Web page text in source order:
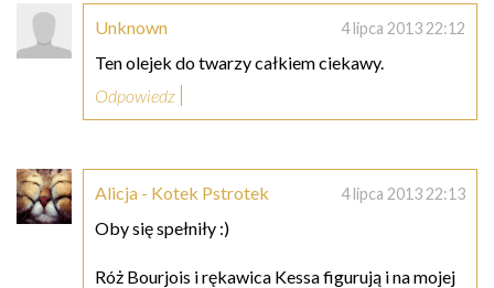
Unknown 4 lipca 2013 22:12
Ten olejek do twarzy całkiem ciekawy.
Odpowiedz
Alicja - Kotek Pstrotek 4 lipca 2013 22:13
Oby się spełniły :)
Róż Bourjois i rękawica Kessa figurują i na mojej